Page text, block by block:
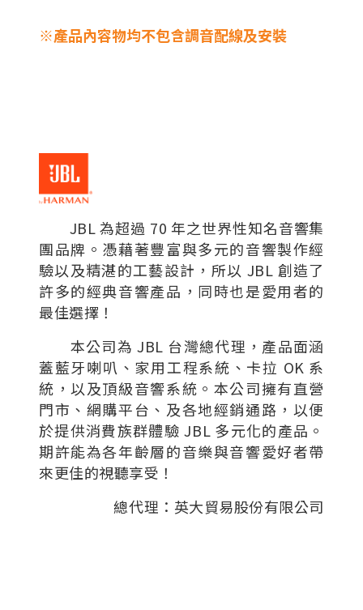
※產品內容物均不包含調音配線及安裝
JBL 為超過 70 年之世界性知名音響集
團品牌。憑藉著豐富與多元的音響製作經
驗以及精湛的工藝設計，所以 JBL 創造了
許多的經典音響產品，同時也是愛用者的
最佳選擇！
本公司為 JBL 台灣總代理，產品面涵
蓋藍牙喇叭、家用工程系統、卡拉 OK 系
統，以及頂級音響系統。本公司擁有直營
門市、網購平台、及各地經銷通路，以便
於提供消費族群體驗 JBL 多元化的產品。
期許能為各年齡層的音樂與音響愛好者帶
來更佳的視聽享受！
總代理：英大貿易股份有限公司